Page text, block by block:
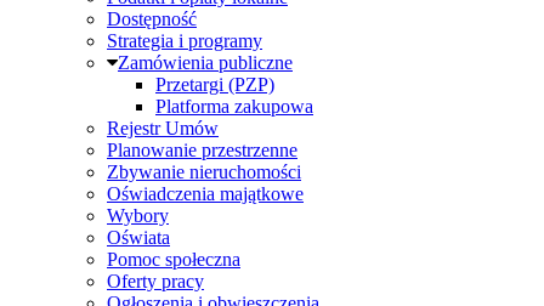
Dostępność
Strategia i programy
Zamówienia publiczne
Przetargi (PZP)
Platforma zakupowa
Rejestr Umów
Planowanie przestrzenne
Zbywanie nieruchomości
Oświadczenia majątkowe
Wybory
Oświata
Pomoc społeczna
Oferty pracy